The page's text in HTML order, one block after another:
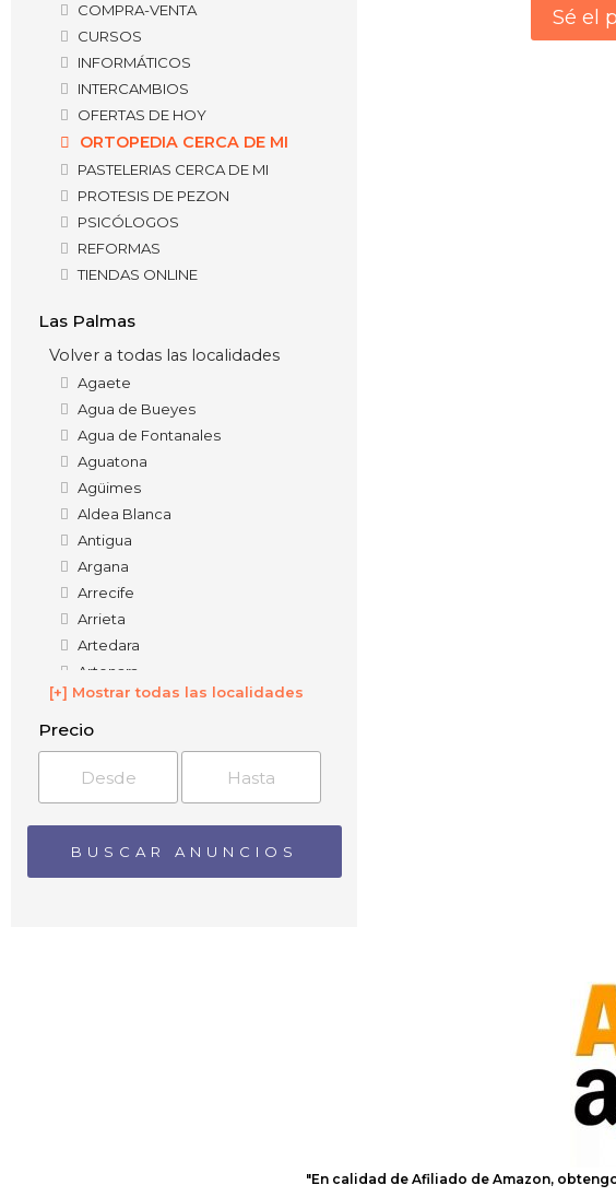
COMPRA-VENTA
CURSOS
INFORMÁTICOS
INTERCAMBIOS
OFERTAS DE HOY
ORTOPEDIA CERCA DE MI
PASTELERIAS CERCA DE MI
PROTESIS DE PEZON
PSICÓLOGOS
REFORMAS
TIENDAS ONLINE
Las Palmas
Volver a todas las localidades
Agaete
Agua de Bueyes
Agua de Fontanales
Aguatona
Agüimes
Aldea Blanca
Antigua
Argana
Arrecife
Arrieta
Artedara
Artenara
Arucas
Bargeda
Betancuría
Cabo Verde
Caldereta
Caleta de Fuste
Caleta de Sebo
Cardón
[+] Mostrar todas las localidades
Precio
Sé el
"En calidad de Afiliado de Amazon,